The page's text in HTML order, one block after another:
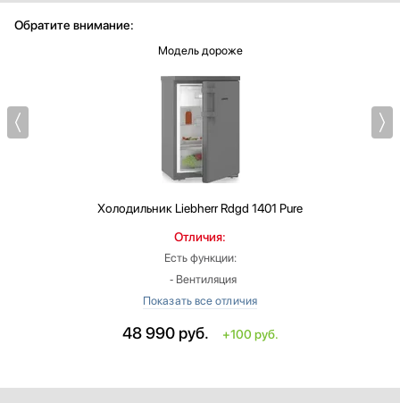
Обратите внимание:
Модель дороже
Холодильник Liebherr Rdgd 1401 Pure
Отличия:
Есть функции:
‐ Вентиляция
‐ Отделение для консервов
(SmartFrost)
Высота: меньше на 96.7 см
48 990 руб. +100 руб.